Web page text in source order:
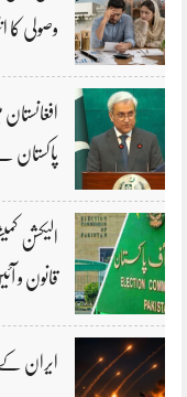
وصولی کا
پاکستان
الیکشن
قانون و
ایران کے